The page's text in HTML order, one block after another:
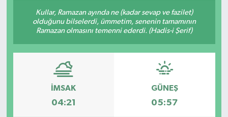
Kullar, Ramazan ayında ne (kadar sevap ve fazilet)
olduğunu bilselerdi, ümmetim, senenin tamamının
Ramazan olmasını temenni ederdi. (Hadis-i Şerif)
İMSAK
04:21
GÜNEŞ
05:57